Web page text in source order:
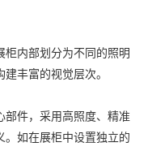
内部划分为不同的照明
丰富的视觉层次。
部件，采用高照度、精准
。如在展柜中设置独立的